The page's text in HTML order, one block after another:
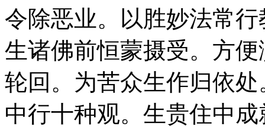
令除恶业。以胜妙法常
生诸佛前恒蒙摄受。方
轮回。为苦众生作归依
中行十种观。生贵住中